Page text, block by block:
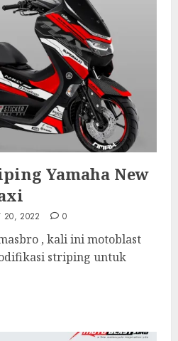
Yamaha New
20, 2022 0
, kali ini motoblast
striping untuk